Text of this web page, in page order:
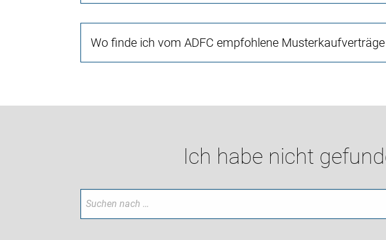
Wo finde ich vom ADFC empfohlene
Ich habe nicht